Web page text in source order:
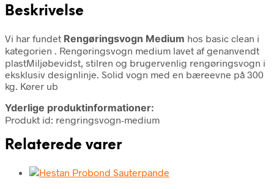
Beskrivelse
Vi har fundet Rengøringsvogn Medium hos basic clean i
kategorien . Rengøringsvogn medium lavet af genanvendt
plastMiljøbevidst, stilren og brugervenlig rengøringsvogn i
eksklusiv designlinje. Solid vogn med en bæreevne på 300
kg. Kører ub
Yderlige produktinformationer:
Produkt id: rengringsvogn-medium
Relaterede varer